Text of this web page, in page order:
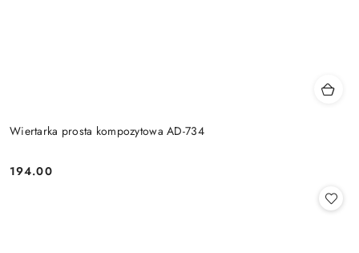
Wiertarka prosta kompozytowa AD-734
Cena:
194.00